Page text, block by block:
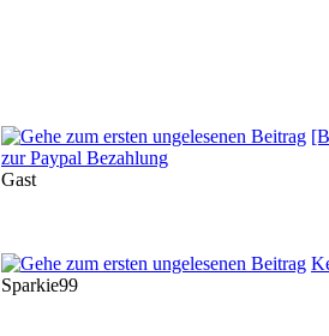
zur Paypal Bezahlung
Gast
Sparkie99